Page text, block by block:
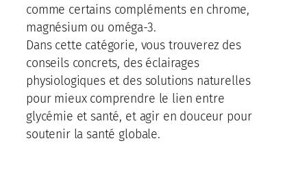
comme certains compléments en chrome,
magnésium ou oméga-3.
Dans cette catégorie, vous trouverez des
conseils concrets, des éclairages
physiologiques et des solutions naturelles
pour mieux comprendre le lien entre
glycémie et santé, et agir en douceur pour
soutenir la santé globale.